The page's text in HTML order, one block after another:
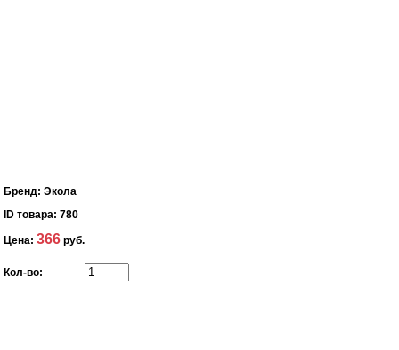
Бренд: Экола
ID товара: 780
Цена:366 руб.
Кол-во: